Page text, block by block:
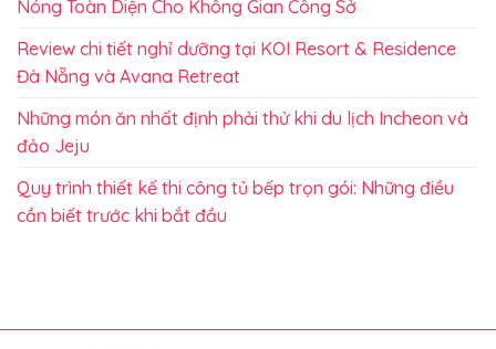
Nóng Toàn Diện Cho Không Gian Công Sở
Review chi tiết nghỉ dưỡng tại KOI Resort & Residence
Đà Nẵng và Avana Retreat
Những món ăn nhất định phải thử khi du lịch Incheon và
đảo Jeju
Quy trình thiết kế thi công tủ bếp trọn gói: Những điều
cần biết trước khi bắt đầu